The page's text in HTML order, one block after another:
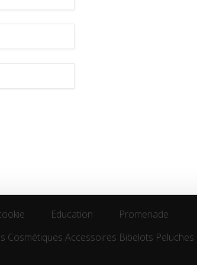
Education Promenade
Cosmétiques Accessoires Bibelots Peluches